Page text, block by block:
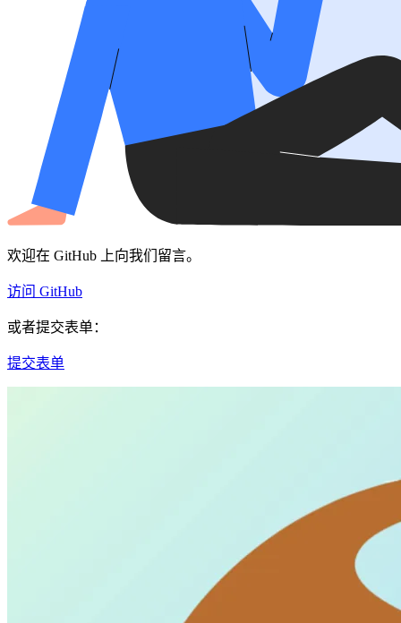
欢迎在 GitHub 上向我们留言。
访问 GitHub
或者提交表单：
提交表单